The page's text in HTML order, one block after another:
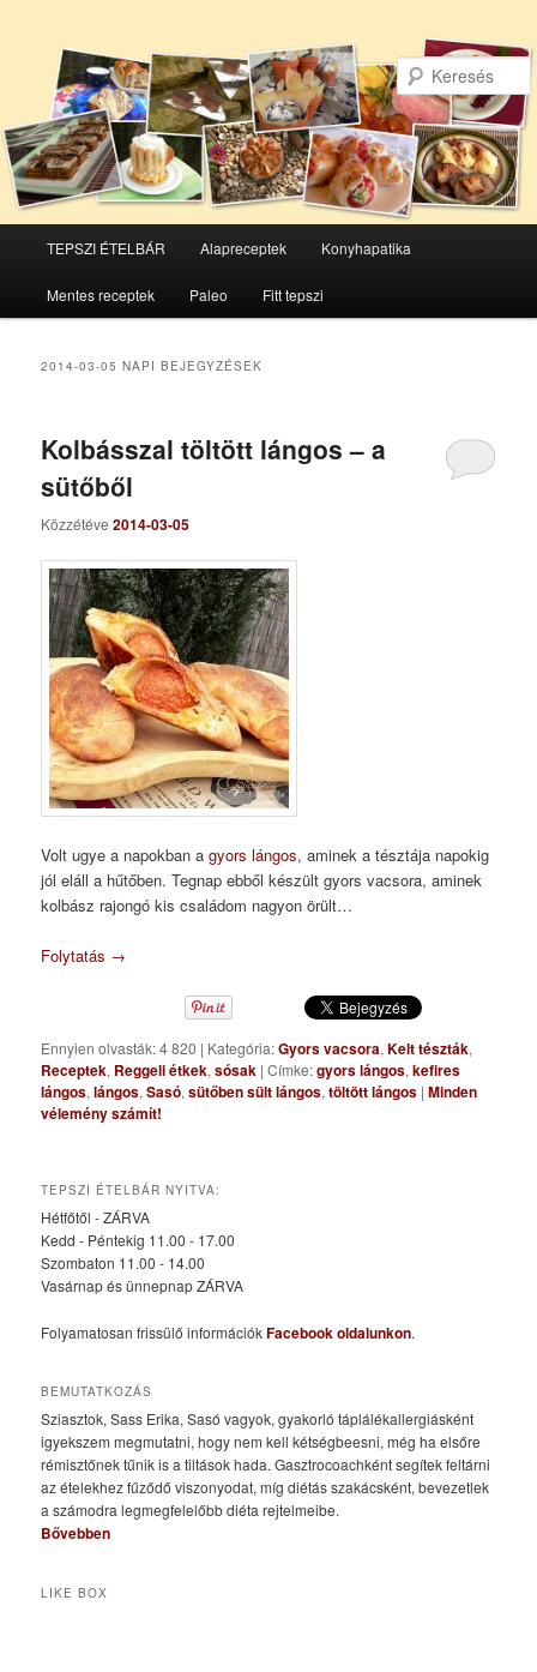
Tovább
az
Tovább
a
TEPSZI ÉTELBÁR Alapreceptek Konyhapatika
Mentes receptek Paleo Fitt tepszi
2014-03-05 NAPI BEJEGYZÉSEK
Kolbásszal töltött lángos – a
sütőből
Közzétéve2014-03-05
Volt ugye a napokban agyors lángos, aminek a tésztája napokig
jól eláll a hűtőben. Tegnap ebből készült gyors vacsora, aminek
kolbász rajongó kis családom nagyon örült…
Folytatás →
Ennyien olvasták: 4 820 | Kategória:Gyors vacsora,Kelt tészták,
Receptek, Reggeli étkek,sósak |Címke:gyors lángos,kefires
lángos,lángos,Sasó,sütőben sült lángos,töltött lángos |Minden
vélemény számít!
TEPSZI ÉTELBÁR NYITVA:
Hétfőtől - ZÁRVA
Kedd - Péntekig 11.00 - 17.00
Szombaton 11.00 - 14.00
Vasárnap és ünnepnap ZÁRVA
Folyamatosan frissülő információkFacebook oldalunkon.
BEMUTATKOZÁS
Sziasztok, Sass Erika, Sasó vagyok, gyakorló táplálékallergiásként
igyekszem megmutatni, hogy nem kell kétségbeesni, még ha elsőre
rémisztőnek tűnik is a tiltások hada. Gasztrocoachként segítek feltárni
az ételekhez fűződő viszonyodat, míg diétás szakácsként, bevezetlek
a számodra legmegfelelőbb diéta rejtelmeibe.
Bővebben
LIKE BOX